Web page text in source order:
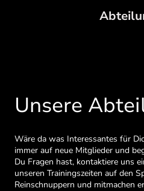
Unsere
Wäre da was Interessantes für
immer auf neue Mitglieder und
Du Fragen hast, kontaktiere uns
unseren Trainingszeiten auf den
Reinschnuppern und mitmachen